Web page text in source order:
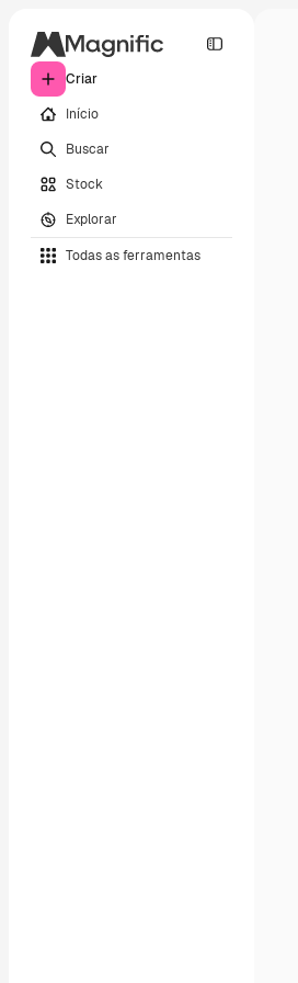
Criar
Início
Buscar
Stock
Explorar
Todas as ferramentas